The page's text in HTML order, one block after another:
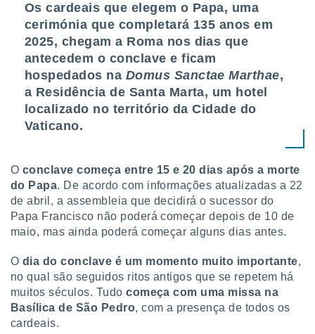
nós e
únicos
como a
sitio
IP e
de
possam
seus
com
qual se
tal,
Os cardeais que elegem o Papa, uma
cerimónia que completará 135 anos em
2025, chegam a Roma nos dias que
antecedem o conclave e ficam
hospedados na Domus Sanctae Marthae,
a Residência de Santa Marta, um hotel
localizado no território da Cidade do
Vaticano.
O conclave começa entre 15 e 20 dias após a morte
do Papa. De acordo com informações atualizadas a 22
de abril, a assembleia que decidirá o sucessor do
Papa Francisco não poderá começar depois de 10 de
maio, mas ainda poderá começar alguns dias antes.
O dia do conclave é um momento muito importante,
no qual são seguidos ritos antigos que se repetem há
muitos séculos. Tudo começa com uma missa na
Basílica de São Pedro, com a presença de todos os
cardeais.